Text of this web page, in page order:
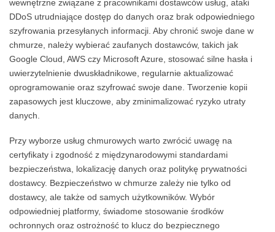
wewnętrzne związane z pracownikami dostawców usług, ataki
DDoS utrudniające dostęp do danych oraz brak odpowiedniego
szyfrowania przesyłanych informacji. Aby chronić swoje dane w
chmurze, należy wybierać zaufanych dostawców, takich jak
Google Cloud, AWS czy Microsoft Azure, stosować silne hasła i
uwierzytelnienie dwuskładnikowe, regularnie aktualizować
oprogramowanie oraz szyfrować swoje dane. Tworzenie kopii
zapasowych jest kluczowe, aby zminimalizować ryzyko utraty
danych.
Przy wyborze usług chmurowych warto zwrócić uwagę na
certyfikaty i zgodność z międzynarodowymi standardami
bezpieczeństwa, lokalizację danych oraz politykę prywatności
dostawcy. Bezpieczeństwo w chmurze zależy nie tylko od
dostawcy, ale także od samych użytkowników. Wybór
odpowiedniej platformy, świadome stosowanie środków
ochronnych oraz ostrożność to klucz do bezpiecznego